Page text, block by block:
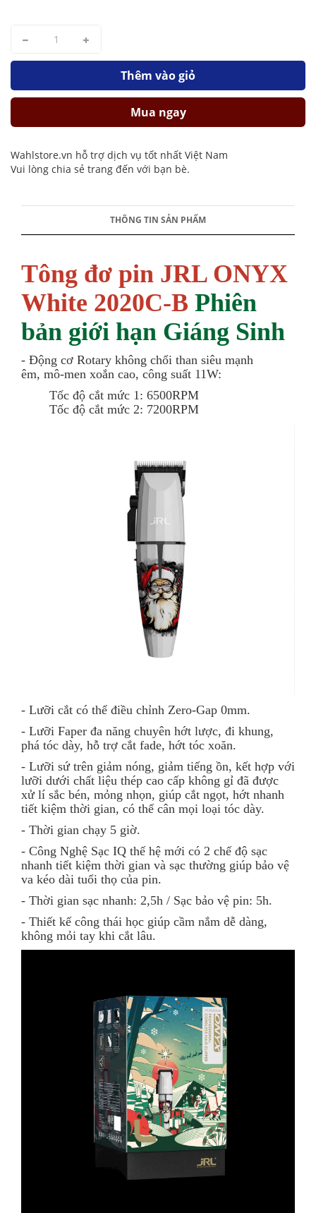
Thêm vào giỏ
Mua ngay
Wahlstore.vn hỗ trợ dịch vụ tốt nhất Việt Nam
Vui lòng chia sẻ trang đến với bạn bè.
THÔNG TIN SẢN PHẨM
Tông đơ pin JRL ONYX
White 2020C-B Phiên
bản giới hạn Giáng Sinh
- Động cơ Rotary không chổi than siêu mạnh
êm, mô-men xoắn cao, công suất 11W:
Tốc độ cắt mức 1: 6500RPM
Tốc độ cắt mức 2: 7200RPM
- Lưỡi cắt có thể điều chỉnh Zero-Gap 0mm.
- Lưỡi Faper đa năng chuyên hớt lược, đi khung,
phá tóc dày, hỗ trợ cắt fade, hớt tóc xoăn.
- Lưỡi sứ trên giảm nóng, giảm tiếng ồn, kết hợp với
lưỡi dưới chất liệu thép cao cấp không gỉ đã được
xử lí sắc bén, mỏng nhọn, giúp cắt ngọt, hớt nhanh
tiết kiệm thời gian, có thể cân mọi loại tóc dày.
- Thời gian chạy 5 giờ.
- Công Nghệ Sạc IQ thế hệ mới có 2 chế độ sạc
nhanh tiết kiệm thời gian và sạc thường giúp bảo vệ
va kéo dài tuổi thọ của pin.
- Thời gian sạc nhanh: 2,5h / Sạc bảo vệ pin: 5h.
- Thiết kế công thái học giúp cầm nắm dễ dàng,
không mỏi tay khi cắt lâu.